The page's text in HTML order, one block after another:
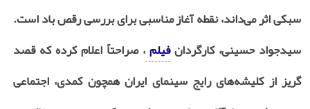
سبکی اثر می‌داند، نقطه آغاز مناسبی برای بررسی رقص باد است.
سیدجواد حسینی، کارگردانفیلم، صراحتاً اعلام کرده که قصد
گریز از کلیشه‌های رایج سینمای ایران همچون کمدی، اجتماعی